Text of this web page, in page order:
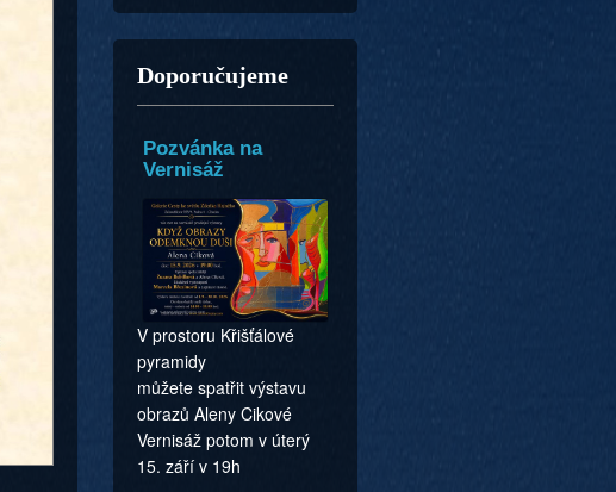
Doporučujeme
Pozvánka na
Vernisáž
V prostoru Křišťálové
pyramidy
můžete spatřit výstavu
obrazů Aleny Cikové
Vernisáž potom v úterý
15. září v 19h